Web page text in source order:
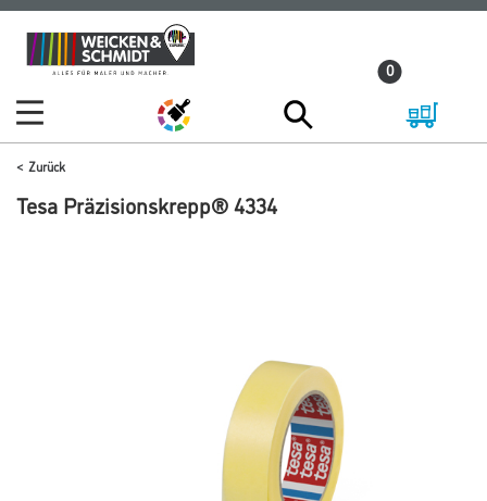
Zum
Inhalt
Zum
Navigationsmenü
0
Zurück
Tesa Präzisionskrepp® 4334